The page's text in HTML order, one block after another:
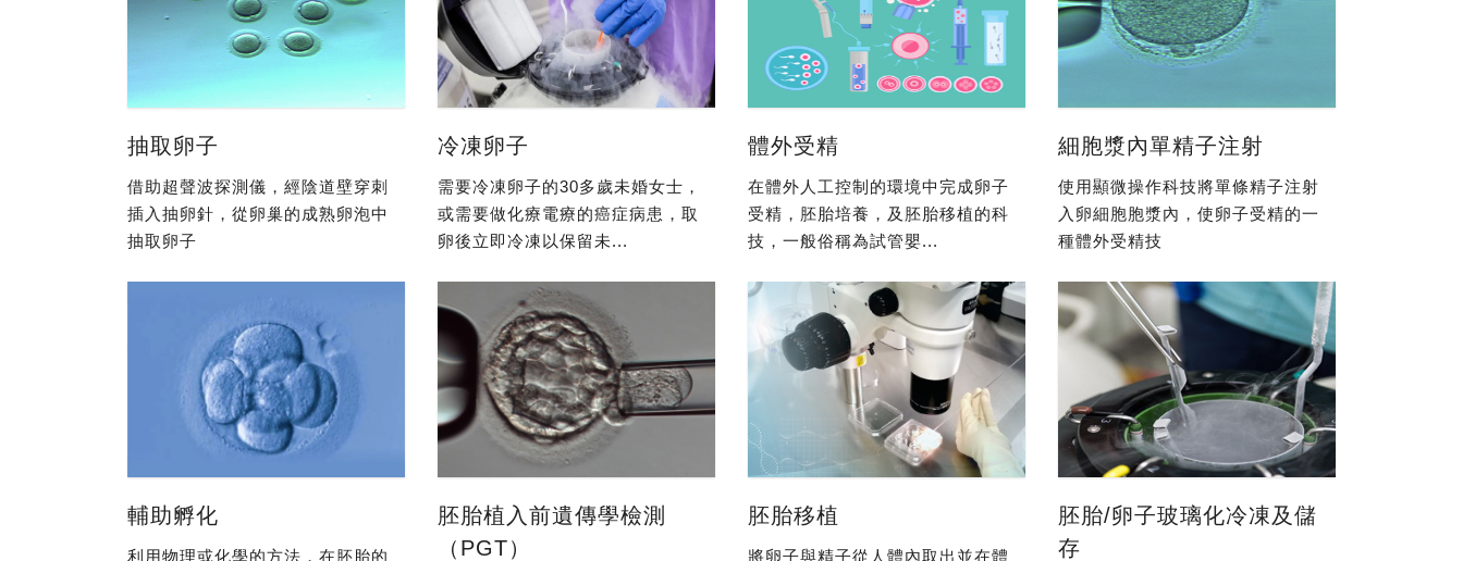
抽取卵子
借助超聲波探測儀，經陰道壁穿刺
插入抽卵針，從卵巢的成熟卵泡中
抽取卵子
冷凍卵子
需要冷凍卵子的30多歲未婚女士，
或需要做化療電療的癌症病患，取
卵後立即冷凍以保留未...
體外受精
在體外人工控制的環境中完成卵子
受精，胚胎培養，及胚胎移植的科
技，一般俗稱為試管嬰...
細胞漿內單精子注射
使用顯微操作科技將單條精子注射
入卵細胞胞漿內，使卵子受精的一
種體外受精技
輔助孵化
利用物理或化學的方法，在胚胎的
胚胎植入前遺傳學檢測
（PGT）
胚胎移植
將卵子與精子從人體內取出並在體
胚胎/卵子玻璃化冷凍及儲
存